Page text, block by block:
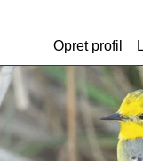
Opret profil